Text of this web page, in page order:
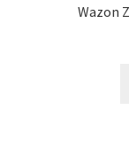
Wazon